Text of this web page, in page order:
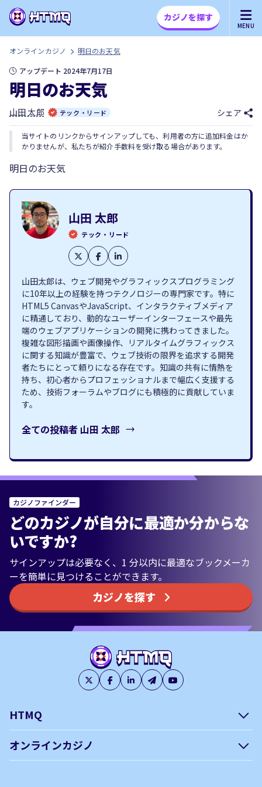
MENU
カジノを探す
オンラインカジノ
明日のお天気
アップデート 2024年7月17日
明日のお天気
山田 太郎 テック・リード シェア
当サイトのリンクからサインアップしても、利用者の方に追加料金はか
かりませんが、私たちが紹介手数料を受け取る場合があります。
明日のお天気
山田 太郎
テック・リード
山田太郎は、ウェブ開発やグラフィックスプログラミング
に10年以上の経験を持つテクノロジーの専門家です。特に
HTML5 CanvasやJavaScript、インタラクティブメディア
に精通しており、動的なユーザーインターフェースや最先
端のウェブアプリケーションの開発に携わってきました。
複雑な図形描画や画像操作、リアルタイムグラフィックス
に関する知識が豊富で、ウェブ技術の限界を追求する開発
者たちにとって頼りになる存在です。知識の共有に情熱を
持ち、初心者からプロフェッショナルまで幅広く支援する
ため、技術フォーラムやブログにも積極的に貢献していま
す。
全ての投稿者 山田 太郎
カジノファインダー
どのカジノが自分に最適か分からな
いですか?
サインアップは必要なく、1 分以内に最適なブックメーカ
ーを簡単に見つけることができます。
カジノを探す
HTMQ
オンラインカジノ